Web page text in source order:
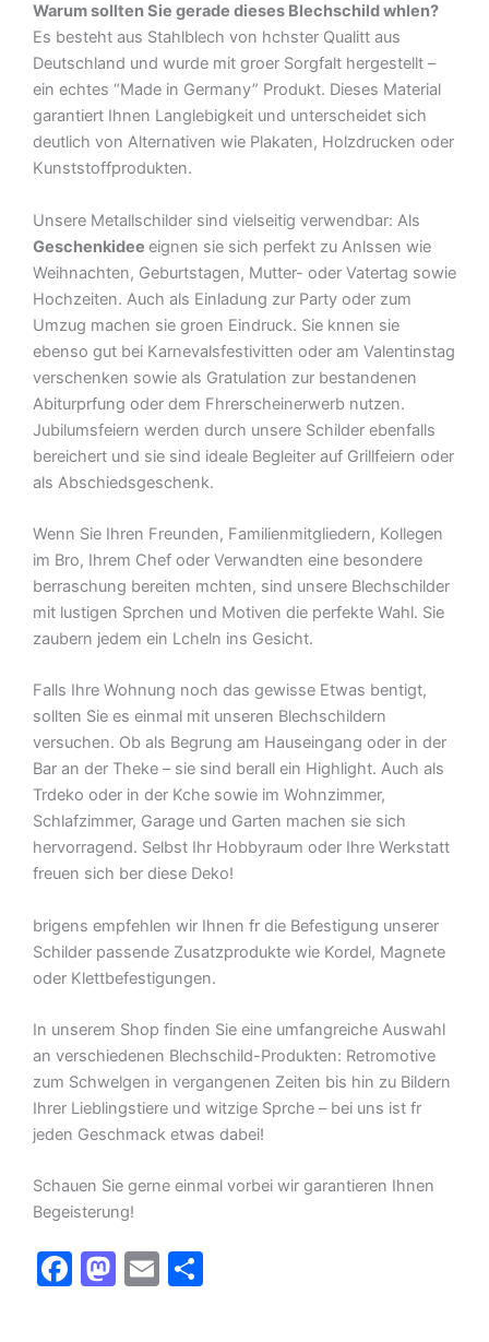
Warum sollten Sie gerade dieses Blechschild whlen?
Es besteht aus Stahlblech von hchster Qualitt aus
Deutschland und wurde mit groer Sorgfalt hergestellt –
ein echtes “Made in Germany” Produkt. Dieses Material
garantiert Ihnen Langlebigkeit und unterscheidet sich
deutlich von Alternativen wie Plakaten, Holzdrucken oder
Kunststoffprodukten.
Unsere Metallschilder sind vielseitig verwendbar: Als
Geschenkidee eignen sie sich perfekt zu Anlssen wie
Weihnachten, Geburtstagen, Mutter- oder Vatertag sowie
Hochzeiten. Auch als Einladung zur Party oder zum
Umzug machen sie groen Eindruck. Sie knnen sie
ebenso gut bei Karnevalsfestivitten oder am Valentinstag
verschenken sowie als Gratulation zur bestandenen
Abiturprfung oder dem Fhrerscheinerwerb nutzen.
Jubilumsfeiern werden durch unsere Schilder ebenfalls
bereichert und sie sind ideale Begleiter auf Grillfeiern oder
als Abschiedsgeschenk.
Wenn Sie Ihren Freunden, Familienmitgliedern, Kollegen
im Bro, Ihrem Chef oder Verwandten eine besondere
berraschung bereiten mchten, sind unsere Blechschilder
mit lustigen Sprchen und Motiven die perfekte Wahl. Sie
zaubern jedem ein Lcheln ins Gesicht.
Falls Ihre Wohnung noch das gewisse Etwas bentigt,
sollten Sie es einmal mit unseren Blechschildern
versuchen. Ob als Begrung am Hauseingang oder in der
Bar an der Theke – sie sind berall ein Highlight. Auch als
Trdeko oder in der Kche sowie im Wohnzimmer,
Schlafzimmer, Garage und Garten machen sie sich
hervorragend. Selbst Ihr Hobbyraum oder Ihre Werkstatt
freuen sich ber diese Deko!
brigens empfehlen wir Ihnen fr die Befestigung unserer
Schilder passende Zusatzprodukte wie Kordel, Magnete
oder Klettbefestigungen.
In unserem Shop finden Sie eine umfangreiche Auswahl
an verschiedenen Blechschild-Produkten: Retromotive
zum Schwelgen in vergangenen Zeiten bis hin zu Bildern
Ihrer Lieblingstiere und witzige Sprche – bei uns ist fr
jeden Geschmack etwas dabei!
Schauen Sie gerne einmal vorbei wir garantieren Ihnen
Begeisterung!
F
M E